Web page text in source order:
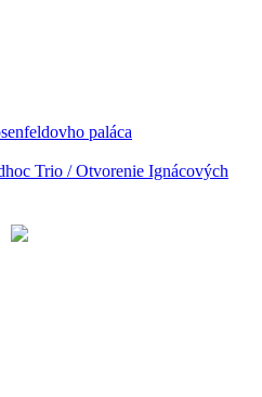
paláca
Trio / Otvorenie Ignácových